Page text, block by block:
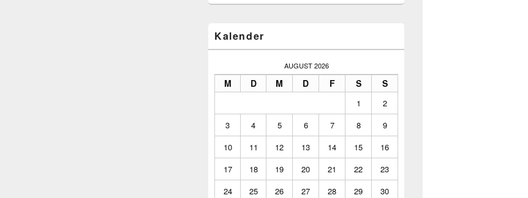
Kalender
AUGUST 2026
M D M D F S S
1
2
3
4 5 6 7 8
9
10
11 12 13 14 15
16
17
18 19 20 21 22
23
24
25 26 27 28 29
30